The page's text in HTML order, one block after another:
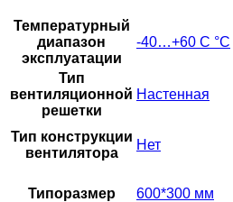
Температурный
диапазон
эксплуатации
-40…+60 С °С
Тип
вентиляционной
решетки
Настенная
Тип конструкции
вентилятора
Нет
Типоразмер 600*300 мм